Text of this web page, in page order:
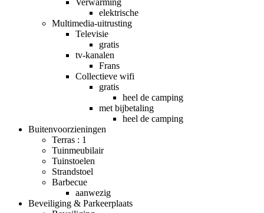
Verwarming
elektrische
Multimedia-uitrusting
Televisie
gratis
tv-kanalen
Frans
Collectieve wifi
gratis
heel de camping
met bijbetaling
heel de camping
Buitenvoorzieningen
Terras : 1
Tuinmeubilair
Tuinstoelen
Strandstoel
Barbecue
aanwezig
Beveiliging & Parkeerplaats